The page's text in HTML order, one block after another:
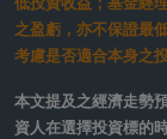
多元資產